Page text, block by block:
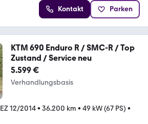
Kontakt Parken
KTM 690 Enduro R / SMC-R / Top
Zustand / Service neu
5.599 €
Verhandlungsbasis
EZ 12/2014• 36.200 km • 49 kW (67 PS) •